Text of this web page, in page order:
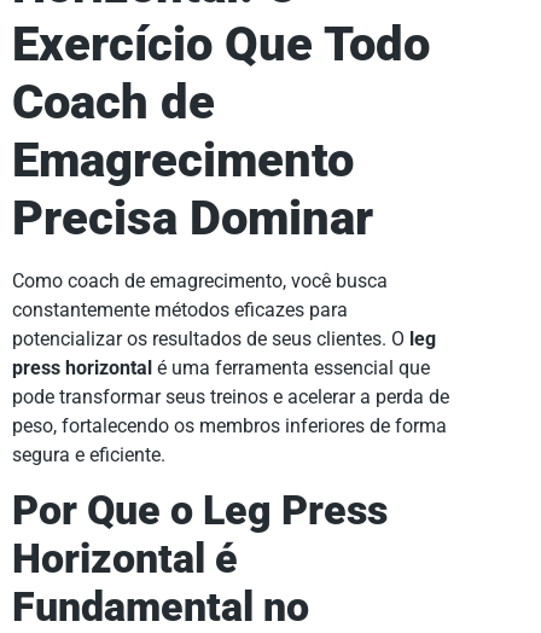
Exercício Que Todo
Coach de
Emagrecimento
Precisa Dominar
Como coach de emagrecimento, você busca
constantemente métodos eficazes para
potencializar os resultados de seus clientes. O leg
press horizontal é uma ferramenta essencial que
pode transformar seus treinos e acelerar a perda de
peso, fortalecendo os membros inferiores de forma
segura e eficiente.
Por Que o Leg Press
Horizontal é
Fundamental no